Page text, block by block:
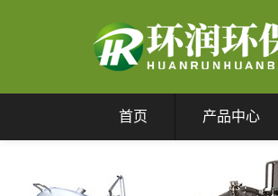
首页 产品中心